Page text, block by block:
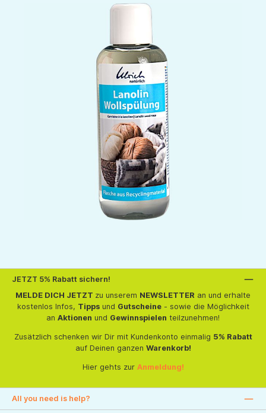
JETZT 5% Rabatt sichern!
MELDE DICH JETZT zu unserem NEWSLETTER an und erhalte
kostenlos Infos, Tippsund Gutscheine- sowie die Möglichkeit
an Aktionen und Gewinnspielen teilzunehmen!
Zusätzlich schenken wir Dir mit Kundenkonto einmalig 5% Rabatt
auf Deinen ganzen Warenkorb!
Hier gehts zur Anmeldung!
All you need is help?